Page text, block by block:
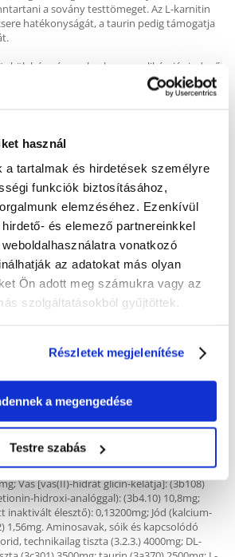
használ
a tartalmak és hirdetések személyre
funkciók biztosításához,
elemzéséhez. Ezenkívül
és elemező partnereinkkel
vonatkozó
az adatokat más olyan
Ön adott meg számukra vagy az
szolgáltatásokból gyűjtöttek.
Részletek megjelenítése
a megengedése
Testre szabás
a sovány testtömeget. Az L-karnitin
hatékonyságát, a taurin pedig támogatja
és a zab, alacsony glikémiás indexű
kukoricaglutén, borsórost, zab, hidrolizált
halfehérje, csirkezsír, szárított tojás,
lenmag, kálium-klorid, inulin, frukto-oligo-
(manno-oligo-szacharidok forrása), útifű,
dihidrát, kondroitin-szulfát, glükozamin.
9,00%; nyersrost 10,00%; nyershamu
0,95%; nátrium 0,40%; kálium 0,80%;
D3-vitamin (E671) 1000JM; E-vitamin (3a700)
250mg; Niacin (3a314) 125mg; D-pantotenát
vitamin 17mg; B6-vitamin (3a831) 7mg; B1-
(3a880) 1,3mg; folsav (3a316) 1,3mg; B12-
(3a890) 2500mg; béta-karotin
Cink (cinkkelát metionin-hidroxi-
Mangán (mangán kelát metionin-hidroxi-
Vas [vas(II)-hidrát glicin-kelátja]: (3b108)
hidroxi-analóggal): (3b4.10) 10,8mg;
inaktivált élesztő): 0,13200mg; Jód (kalcium-
1,56mg. Aminosavak, sóik és kapcsolódó
technikailag tiszta (3.2.3.) 4000mg; DL-